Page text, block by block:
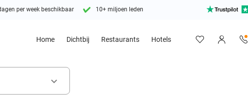
per week beschikbaar 10+ miljoen leden
Home Dichtbij Restaurants Hotels
keyboard_arrow_down